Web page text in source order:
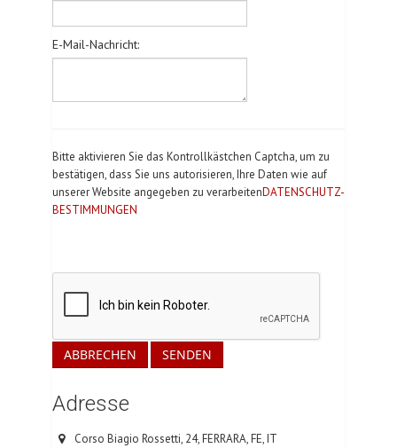
E-Mail-Nachricht:
Bitte aktivieren Sie das Kontrollkästchen Captcha, um zu
bestätigen, dass Sie uns autorisieren, Ihre Daten wie auf
unserer Website angegeben zu verarbeitenDATENSCHUTZ-
BESTIMMUNGEN
ABBRECHEN SENDEN
Adresse
Corso Biagio Rossetti, 24, FERRARA, FE, IT